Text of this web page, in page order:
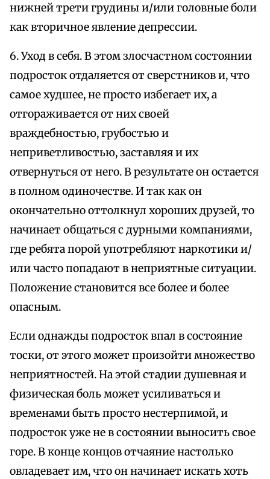
нижней трети грудины и/или головные боли
как вторичное явление депрессии.
6. Уход в себя. В этом злосчастном состоянии
подросток отдаляется от сверстников и, что
самое худшее, не просто избегает их, а
отгораживается от них своей
враждебностью, грубостью и
неприветливостью, заставляя и их
отвернуться от него. В результате он остается
в полном одиночестве. И так как он
окончательно оттолкнул хороших друзей, то
начинает общаться с дурными компаниями,
где ребята порой употребляют наркотики и/
или часто попадают в неприятные ситуации.
Положение становится все более и более
опасным.
Если однажды подросток впал в состояние
тоски, от этого может произойти множество
неприятностей. На этой стадии душевная и
физическая боль может усиливаться и
временами быть просто нестерпимой, и
подросток уже не в состоянии выносить свое
горе. В конце концов отчаяние настолько
овладевает им, что он начинает искать хоть